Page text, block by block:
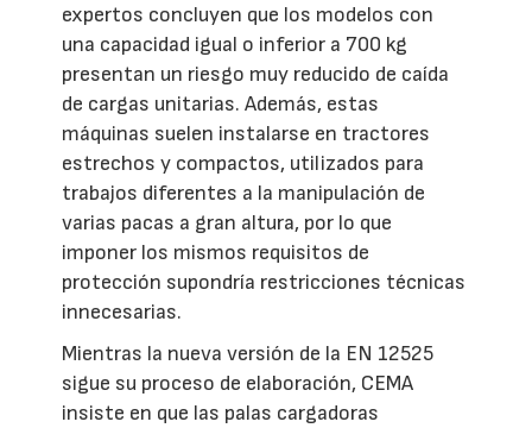
expertos concluyen que los modelos con
una capacidad igual o inferior a 700 kg
presentan un riesgo muy reducido de caída
de cargas unitarias. Además, estas
máquinas suelen instalarse en tractores
estrechos y compactos, utilizados para
trabajos diferentes a la manipulación de
varias pacas a gran altura, por lo que
imponer los mismos requisitos de
protección supondría restricciones técnicas
innecesarias.
Mientras la nueva versión de la EN 12525
sigue su proceso de elaboración, CEMA
insiste en que las palas cargadoras